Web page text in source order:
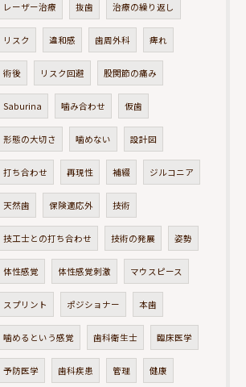
レーザー治療 抜歯 治療の繰り返し
リスク 違和感 歯周外科 痺れ
術後 リスク回避 股関節の痛み
Saburina 噛み合わせ 仮歯
形態の大切さ 噛めない 設計図
打ち合わせ 再現性 補綴 ジルコニア
天然歯 保険適応外 技術
技工士との打ち合わせ 技術の発展 姿勢
体性感覚 体性感覚刺激 マウスピース
スプリント ポジショナー 本歯
噛めるという感覚 歯科衛生士 臨床医学
予防医学 歯科疾患 管理 健康